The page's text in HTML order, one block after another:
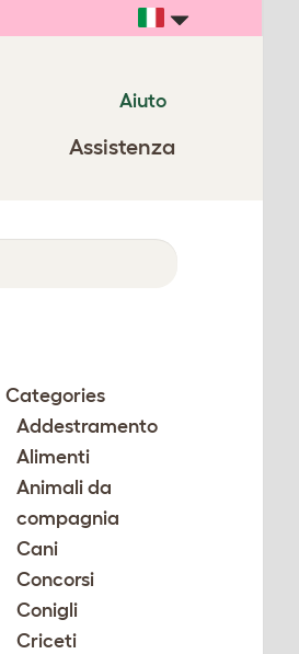
Aiuto
Assistenza
Categories
Addestramento
Alimenti
Animali da
compagnia
Cani
Concorsi
Conigli
Criceti